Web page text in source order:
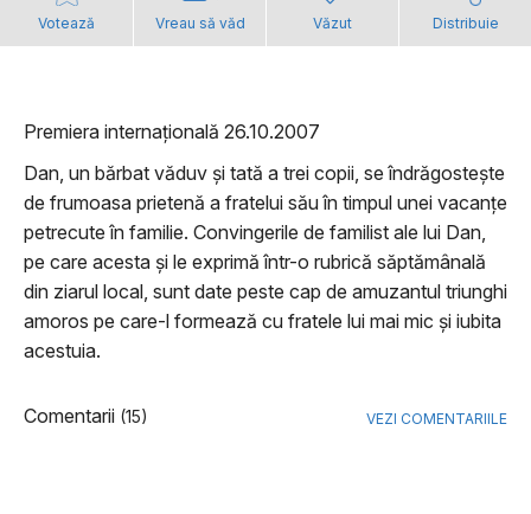
Votează Vreau să văd Văzut Distribuie
Premiera internațională 26.10.2007
Dan, un bărbat văduv și tată a trei copii, se îndrăgostește
de frumoasa prietenă a fratelui său în timpul unei vacanțe
petrecute în familie. Convingerile de familist ale lui Dan,
pe care acesta și le exprimă într-o rubrică săptămânală
din ziarul local, sunt date peste cap de amuzantul triunghi
amoros pe care-l formează cu fratele lui mai mic și iubita
acestuia.
Comentarii (15) VEZI COMENTARIILE